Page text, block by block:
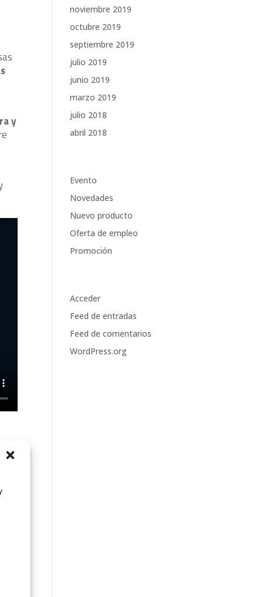
y
noviembre 2019
octubre 2019
septiembre 2019
julio 2019
junio 2019
marzo 2019
julio 2018
abril 2018
Evento
Novedades
Nuevo producto
Oferta de empleo
Promoción
Acceder
Feed de entradas
Feed de comentarios
WordPress.org